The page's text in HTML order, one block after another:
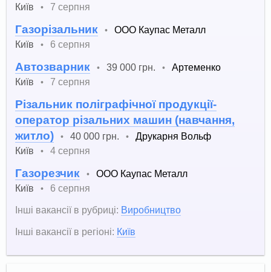
Київ
• 7 серпня
Газорізальник •
ООО Каупас Металл
Київ
• 6 серпня
Автозварник • 39 000 грн. •
Артеменко
Київ
• 7 серпня
Різальник поліграфічної продукції-
оператор різальних машин (навчання,
житло)
• 40 000 грн. •
Друкарня Вольф
Київ
• 4 серпня
Газорезчик •
ООО Каупас Металл
Київ
•
6 серпня
Інші вакансії в рубриці: Виробництво
Інші вакансії в регіоні: Київ